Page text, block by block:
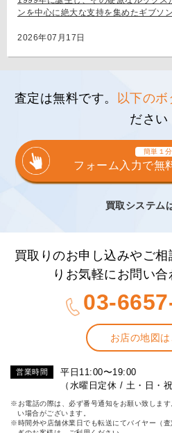
ンを中心に絶大な支持を集めたギブソ
[…]
2026年07月17日
査定は無料です。 以下のボ
ださい
簡単１分
フォーム入力で無
買取システム
買取りのお申し込みやご
りお気軽にお問い合
03-
お店の地図は
営業時間
平日11:00〜19:00
（水曜日定休 / 土・日・
※お電話の際は、必ず番号通知をお願い致しま
い場合がございます。
※時間外や店舗休業日でも転送にてバイヤー（